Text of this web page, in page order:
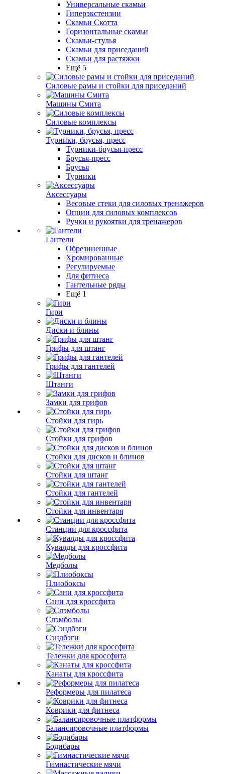
Универсальные скамьи
Гиперэкстензии
Скамьи Скотта
Горизонтальные скамьи
Скамьи-стулья
Скамьи для приседаний
Скамьи для растяжки
Ещё 5
Силовые рамы и стойки для приседаний
Машины Смита
Силовые комплексы
Турники, брусья, пресс
Турники-брусья-пресс
Брусья-пресс
Брусья
Турники
Аксессуары
Весовые стеки для силовых тренажеров
Опции для силовых комплексов
Ручки и рукоятки для тренажеров
Гантели
Обрезиненные
Хромированные
Регулируемые
Для фитнеса
Гантельные ряды
Ещё 1
Гири
Диски и блины
Грифы для штанг
Грифы для гантелей
Штанги
Замки для грифов
Стойки для гирь
Стойки для грифов
Стойки для дисков и блинов
Стойки для штанг
Стойки для гантелей
Стойки для инвентаря
Станции для кроссфита
Кувалды для кроссфита
Медболы
Плиобоксы
Сани для кроссфита
Слэмболы
Сэндбэги
Тележки для кроссфита
Канаты для кроссфита
Реформеры для пилатеса
Коврики для фитнеса
Балансировочные платформы
Бодибары
Гимнастические мячи